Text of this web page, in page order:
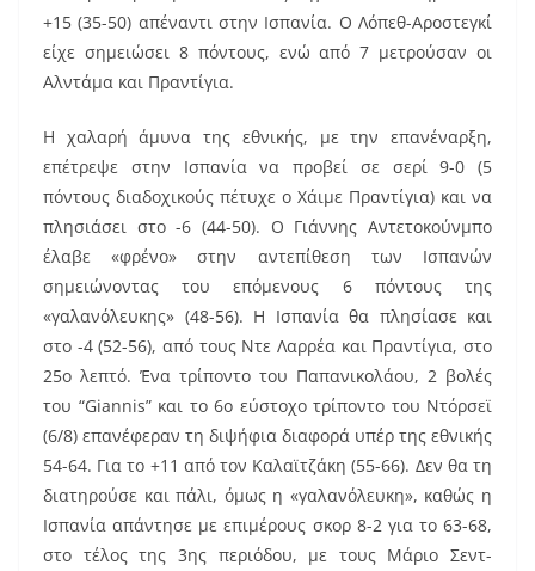
+15 (35-50) απέναντι στην Ισπανία. Ο Λόπεθ-Αροστεγκί
είχε σημειώσει 8 πόντους, ενώ από 7 μετρούσαν οι
Αλντάμα και Πραντίγια.
Η χαλαρή άμυνα της εθνικής, με την επανέναρξη,
επέτρεψε στην Ισπανία να προβεί σε σερί 9-0 (5
πόντους διαδοχικούς πέτυχε ο Χάιμε Πραντίγια) και να
πλησιάσει στο -6 (44-50). Ο Γιάννης Αντετοκούνμπο
έλαβε «φρένο» στην αντεπίθεση των Ισπανών
σημειώνοντας του επόμενους 6 πόντους της
«γαλανόλευκης» (48-56). Η Ισπανία θα πλησίασε και
στο -4 (52-56), από τους Ντε Λαρρέα και Πραντίγια, στο
25ο λεπτό. Ένα τρίποντο του Παπανικολάου, 2 βολές
του “Giannis” και το 6ο εύστοχο τρίποντο του Ντόρσεϊ
(6/8) επανέφεραν τη διψήφια διαφορά υπέρ της εθνικής
54-64. Για το +11 από τον Καλαϊτζάκη (55-66). Δεν θα τη
διατηρούσε και πάλι, όμως η «γαλανόλευκη», καθώς η
Ισπανία απάντησε με επιμέρους σκορ 8-2 για το 63-68,
στο τέλος της 3ης περιόδου, με τους Μάριο Σεντ-